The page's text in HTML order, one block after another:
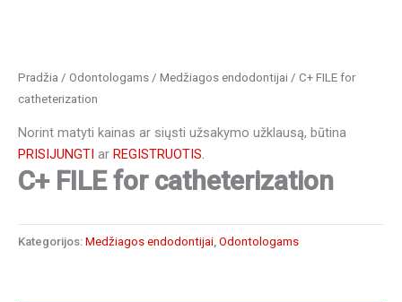
Pradžia / Odontologams / Medžiagos endodontijai / C+ FILE for
catheterization
Norint matyti kainas ar siųsti užsakymo užklausą, būtina
PRISIJUNGTI ar REGISTRUOTIS.
C+ FILE for catheterization
Kategorijos: Medžiagos endodontijai Odontologams